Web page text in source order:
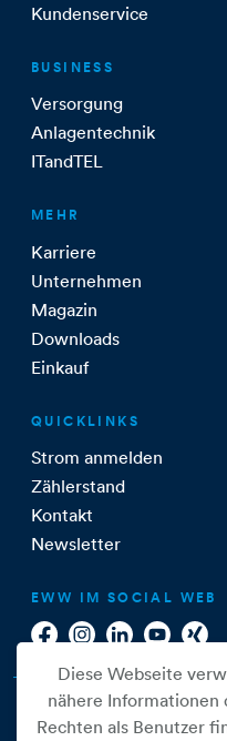
Kundenservice
BUSINESS
Versorgung
Anlagentechnik
ITandTEL
MEHR
Karriere
Unternehmen
Magazin
Downloads
Einkauf
QUICKLINKS
Strom anmelden
Zählerstand
Kontakt
Newsletter
EWW IM SOCIAL WEB
Diese Webseite
nähere Informationen
Rechten als Benutzer